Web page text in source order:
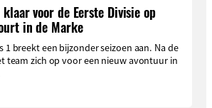
klaar voor de Eerste Divisie op
in de Marke
1 breekt een bijzonder seizoen aan. Na de
team zich op voor een nieuw avontuur in